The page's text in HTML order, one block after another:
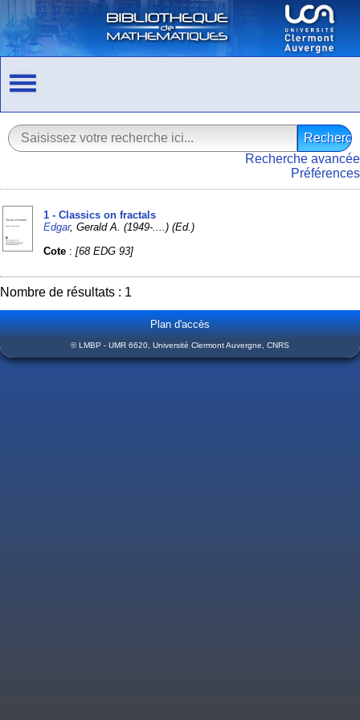
Recherche avancée
Préférences
1 - Classics on fractals
Edgar, Gerald A. (1949-....) (Ed.)
Cote :[68 EDG 93]
Nombre de résultats : 1
Plan d'accès
© LMBP - UMR 6620, Université Clermont Auvergne, CNRS